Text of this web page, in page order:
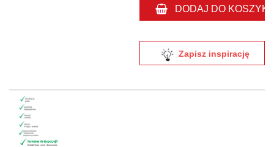
DODAJ DO
Zapisz inspirację